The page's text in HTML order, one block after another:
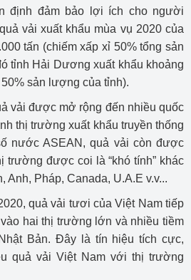
định đảm bảo lợi ích cho người
vải xuất khẩu mùa vụ 2020 của
tấn (chiếm xấp xỉ 50% tổng sản
tỉnh Hải Dương xuất khẩu khoảng
sản lượng của tỉnh).
vải được mở rộng đến nhiều quốc
thị trường xuất khẩu truyền thống
nước ASEAN, quả vải còn được
trường được coi là “khó tính” khác
Anh, Pháp, Canada, U.A.E v.v...
quả vải tươi của Việt Nam tiếp
hai thị trường lớn và nhiều tiềm
Bản. Đây là tín hiệu tích cực,
quả vải Việt Nam với thị trường